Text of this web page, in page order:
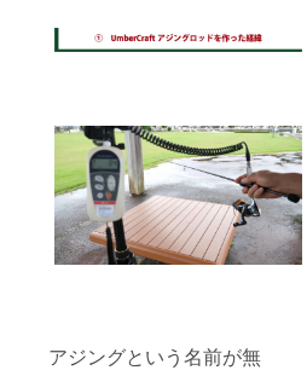
アジングという名前が無